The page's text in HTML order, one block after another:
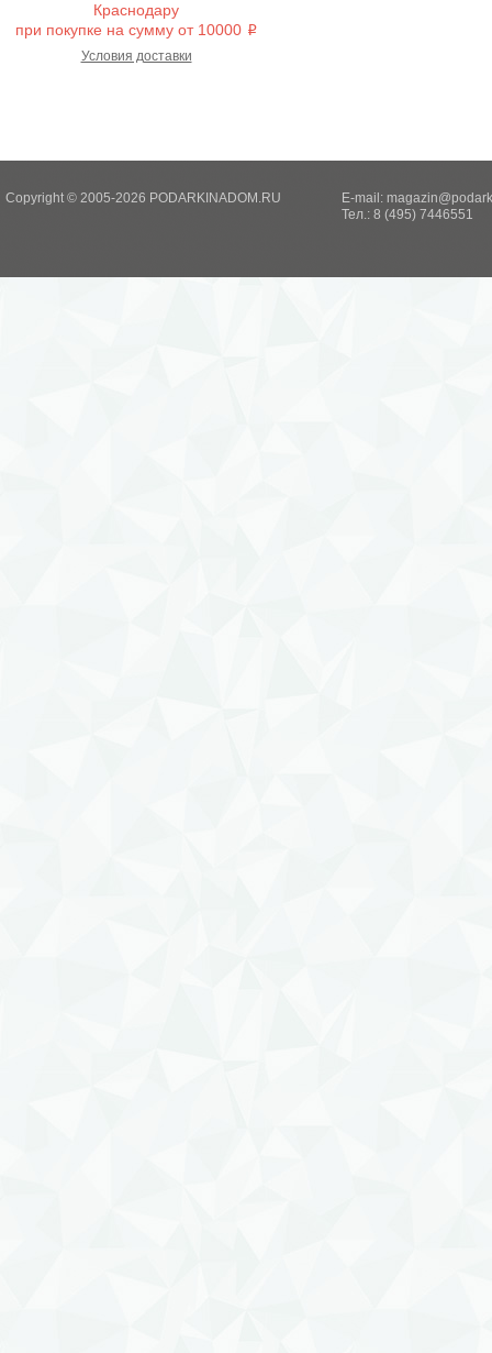
Краснодару
при покупке на сумму от 10000 i
Условия доставки
Copyright © 2005-2026 PODARKINADOM.RU E-mail:
Тел.: 8 (495) 7446551